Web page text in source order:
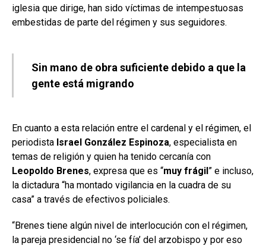
iglesia que dirige, han sido víctimas de intempestuosas
embestidas de parte del régimen y sus seguidores.
Sin mano de obra suficiente debido a que la
gente está migrando
En cuanto a esta relación entre el cardenal y el régimen, el
periodista Israel González Espinoza, especialista en
temas de religión y quien ha tenido cercanía con
Leopoldo Brenes, expresa que es “muy frágil” e incluso,
la dictadura “ha montado vigilancia en la cuadra de su
casa” a través de efectivos policiales.
“Brenes tiene algún nivel de interlocución con el régimen,
la pareja presidencial no ‘se fía’ del arzobispo y por eso